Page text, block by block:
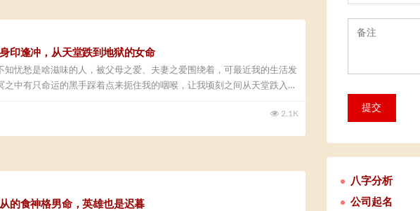
印逢冲，从天堂跌到地狱的女命
知忧愁是啥滋味的人，被父母之爱、夫妻之爱围绕着，可最近我的生活发
之中有只命运的黑手踩着点来扼住我的咽喉，让我顷刻之间从天堂跌入
2.1K
的食神格男命，英雄也是迟暮
八字分析
公司起名